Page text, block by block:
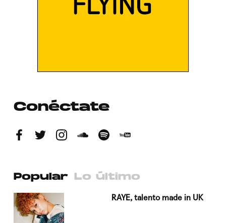
Conéctate
Popular Lo último
RAYE, talento made in UK